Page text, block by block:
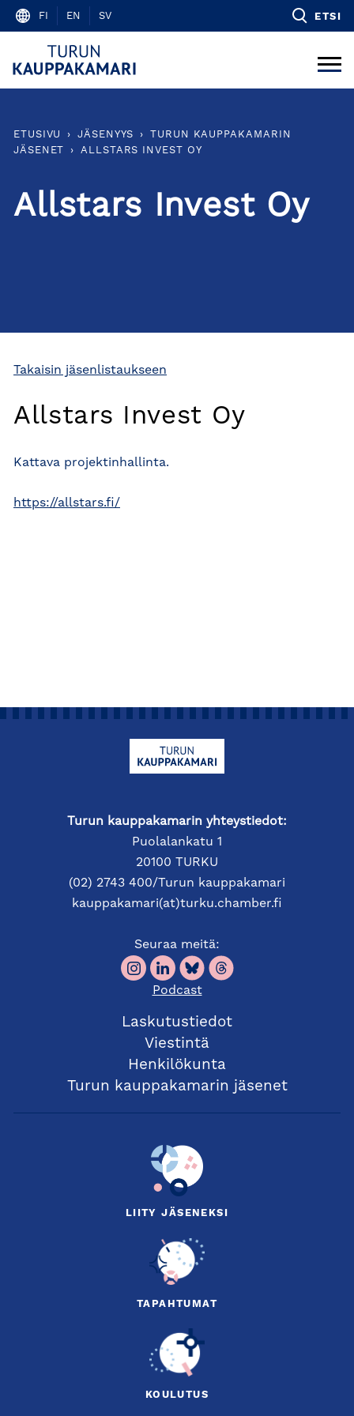
Skip
content
FI EN SV ETSI
ETUSIVU › JÄSENYYS ›
TURUN KAUPPAKAMARIN
JÄSENET
› ALLSTARS INVEST OY
Allstars Invest Oy
Takaisin jäsenlistaukseen
Allstars Invest Oy
Kattava projektinhallinta.
https://allstars.fi/
Turun kauppakamarin yhteystiedot:
Puolalankatu 1
20100 TURKU
(02) 2743 400/Turun kauppakamari
kauppakamari(at)turku.chamber.fi
Seuraa meitä:
Podcast
Laskutustiedot
Viestintä
Henkilökunta
Turun kauppakamarin jäsenet
LIITY JÄSENEKSI
TAPAHTUMAT
KOULUTUS